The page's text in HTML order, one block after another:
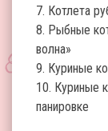
7. Котлета
8. Рыбные
волна»
9. Куриные
10. Куриные
панировке